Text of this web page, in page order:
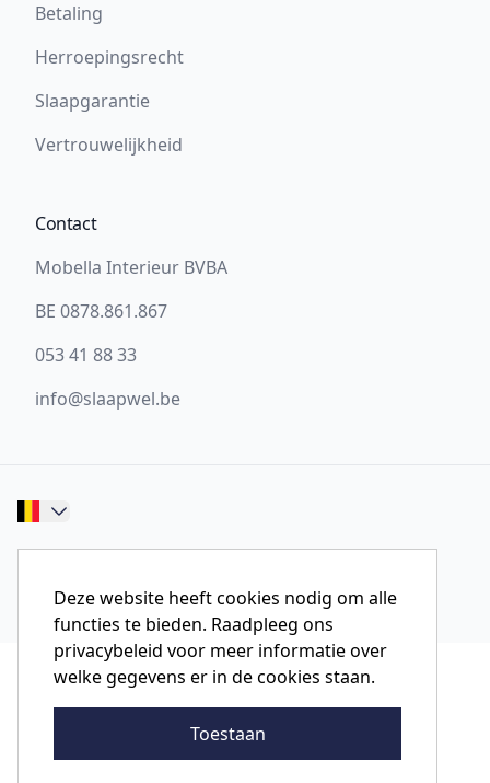
Betaling
Herroepingsrecht
Slaapgarantie
Vertrouwelijkheid
Contact
Mobella Interieur BVBA
BE 0878.861.867
053 41 88 33
info@slaapwel.be
© 2026 Slaapwel Aalst
Website ontwikkeld door Storefront
Deze website heeft cookies nodig om alle
functies te bieden. Raadpleeg ons
privacybeleid voor meer informatie over
welke gegevens er in de cookies staan.
Toestaan